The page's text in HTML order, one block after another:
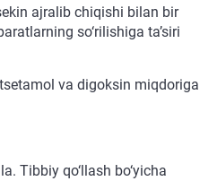
ajralib chiqishi bilan bir
so‘rilishiga ta’siri
va digoksin miqdoriga
Tibbiy qo‘llash bo‘yicha